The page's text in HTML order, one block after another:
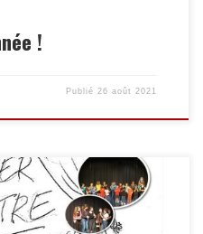
!
Publié26 août 2021
18 ans ) Voyez-les s’épanouir